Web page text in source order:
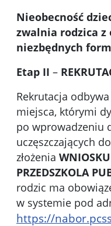
Nieobecność
zwalnia rodzica z
niezbędnych
Etap II –
Rekrutacja
miejsca, którymi
po wprowadzeniu
uczęszczających
złożenia WNIOSKU
PRZEDSZKOLA
rodzic ma
w systemie pod
https://